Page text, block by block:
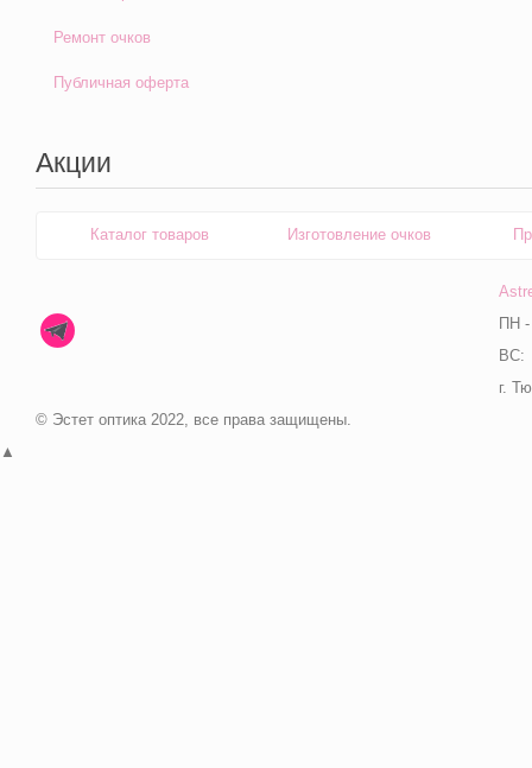
Ремонт очков
Публичная оферта
Акции
Каталог товаров Изготовление очков
ПН
г.
© Эстет оптика 2022, все права защищены.
▲